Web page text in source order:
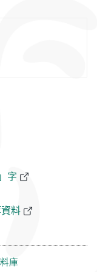
字
料
庫